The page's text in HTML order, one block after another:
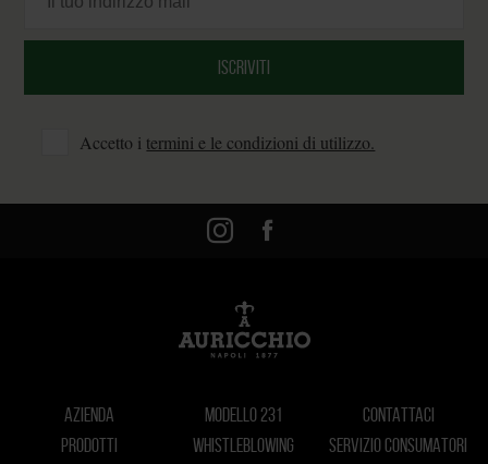
Accetto i termini e le condizioni di utilizzo.
AZIENDA
PRODOTTI
MODELLO 231
WHISTLEBLOWING
CONTATTACI
SERVIZIO CONSUMATORI